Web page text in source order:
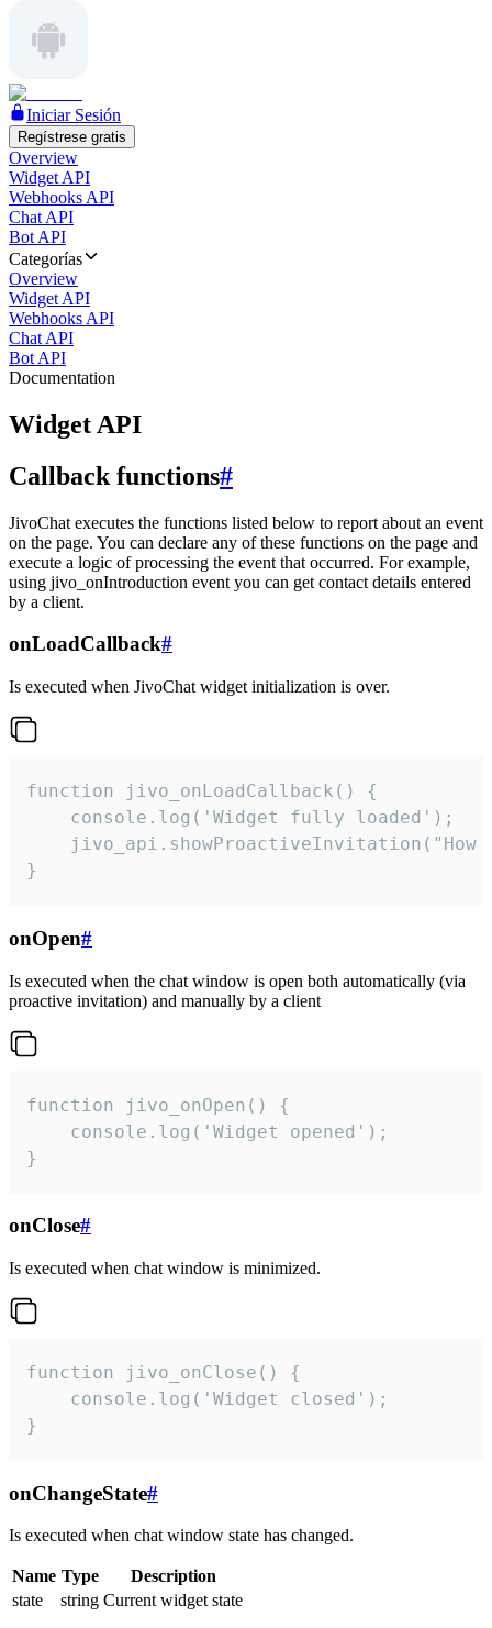
Iniciar Sesión
Regístrese gratis
Overview
Widget API
Webhooks API
Chat API
Bot API
Categorías
Overview
Widget API
Webhooks API
Chat API
Bot API
Documentation
Widget API
Callback functions#
JivoChat executes the functions listed below to report about an event
on the page. You can declare any of these functions on the page and
execute a logic of processing the event that occurred. For example,
using jivo_onIntroduction event you can get contact details entered
by a client.
onLoadCallback#
Is executed when JivoChat widget initialization is over.
function jivo_onLoadCallback() {
    console.log('Widget fully loaded');
jivo_api.showProactiveInvitation("How
}
onOpen#
Is executed when the chat window is open both automatically (via
proactive invitation) and manually by a client
function jivo_onOpen() {
    console.log('Widget opened');
}
onClose#
Is executed when chat window is minimized.
function jivo_onClose() {
    console.log('Widget closed');
}
onChangeState#
Is executed when chat window state has changed.
Name Type
Description
state
string Current widget state